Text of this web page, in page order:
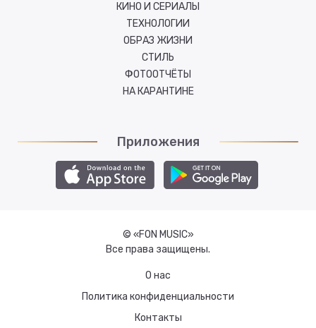
КИНО И СЕРИАЛЫ
ТЕХНОЛОГИИ
ОБРАЗ ЖИЗНИ
СТИЛЬ
ФОТООТЧЁТЫ
НА КАРАНТИНЕ
Приложения
© «FON MUSIC»
Все права защищены.
О нас
Политика конфиденциальности
Контакты